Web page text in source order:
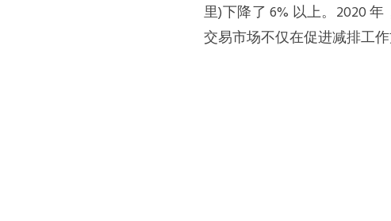
里)下降了 6% 以上。2020
交易市场不仅在促进减排工